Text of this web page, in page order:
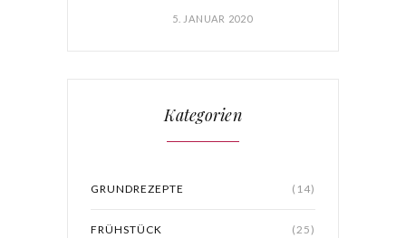
5. JANUAR 2020
Kategorien
GRUNDREZEPTE (14)
FRÜHSTÜCK (25)